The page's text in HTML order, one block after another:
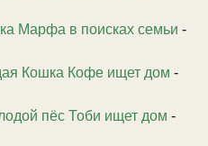
Марфа в поисках семьи -
Кошка Кофе ищет дом -
пёс Тоби ищет дом -